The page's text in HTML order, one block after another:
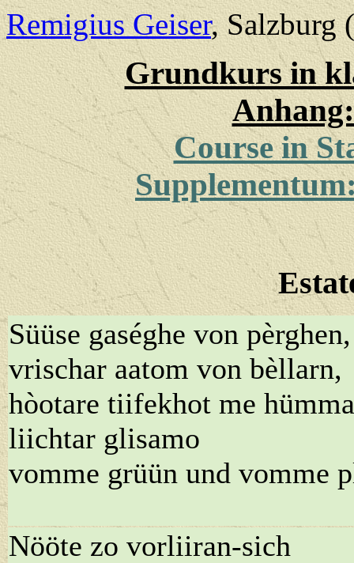
Remigius Geiser, Salzburg
Grundkurs in
Course in
Süüse gaséghe von pèrghen,
vrischar aatom von bèllarn,
hòotare tiifekhot me
liichtar glisamo
vomme grüün und vomme
Nööte zo vorliiran-sich